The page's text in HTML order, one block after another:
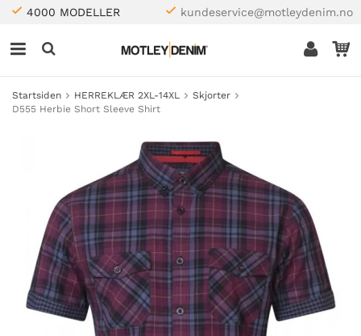
4000 MODELLER kundeservice@motleydenim.no
Startsiden HERREKLÆR 2XL-14XL
Skjorter
D555 Herbie Short Sleeve Shirt